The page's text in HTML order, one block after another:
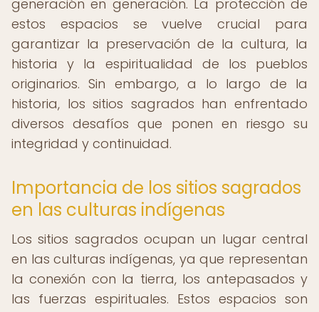
generación en generación. La protección de
estos espacios se vuelve crucial para
garantizar la preservación de la cultura, la
historia y la espiritualidad de los pueblos
originarios. Sin embargo, a lo largo de la
historia, los sitios sagrados han enfrentado
diversos desafíos que ponen en riesgo su
integridad y continuidad.
Importancia de los sitios sagrados
en las culturas indígenas
Los sitios sagrados ocupan un lugar central
en las culturas indígenas, ya que representan
la conexión con la tierra, los antepasados y
las fuerzas espirituales. Estos espacios son